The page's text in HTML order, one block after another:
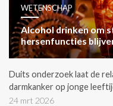
WETENSCHAP
Alcohol drinken om
hersenfuncties
Duits onderzoek laat de
darmkanker op jonge
24 mrt 2026